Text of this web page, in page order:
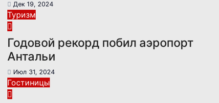
Дек 19, 2024
Туризм
Годовой рекорд побил аэропорт
Антальи
Июл 31, 2024
Гостиницы